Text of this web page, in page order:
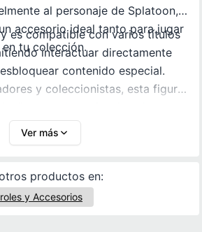
al personaje de Splatoon,
accesorio ideal tanto para jugar
tu colección.
es compatible con varios títulos
interactuar directamente
contenido especial.
y coleccionistas, esta figura
la calidad y detalle
Amiibo oficiales de Nintendo.
Ver más
productos en:
y Accesorios